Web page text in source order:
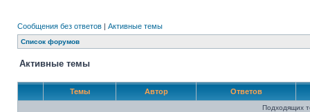
Сообщения без ответов | Активные темы
Список форумов
Активные темы
Темы Автор Ответов
Подходящих